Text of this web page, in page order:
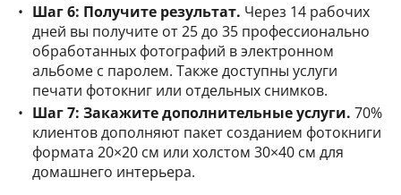
Шаг 6: Получите результат. Через 14 рабочих
дней вы получите от 25 до 35 профессионально
обработанных фотографий в электронном
альбоме с паролем. Также доступны услуги
печати фотокниг или отдельных снимков.
Шаг 7: Закажите дополнительные услуги. 70%
клиентов дополняют пакет созданием фотокниги
формата 20×20 см или холстом 30×40 см для
домашнего интерьера.